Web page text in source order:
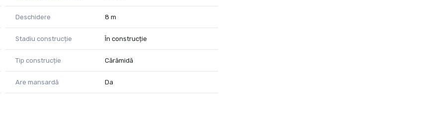
racordare
asigura confortul și funcționalitatea de care aveți
să devină căminul perfect!
Deschidere 8 m
Stadiu construcție În construcție
Tip construcție Cărămidă
Are mansardă Da